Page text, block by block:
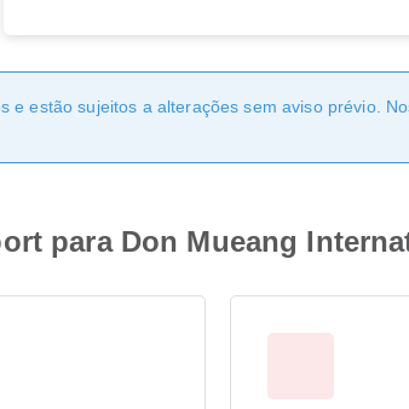
estão sujeitos a alterações sem aviso prévio.
para Don Mueang